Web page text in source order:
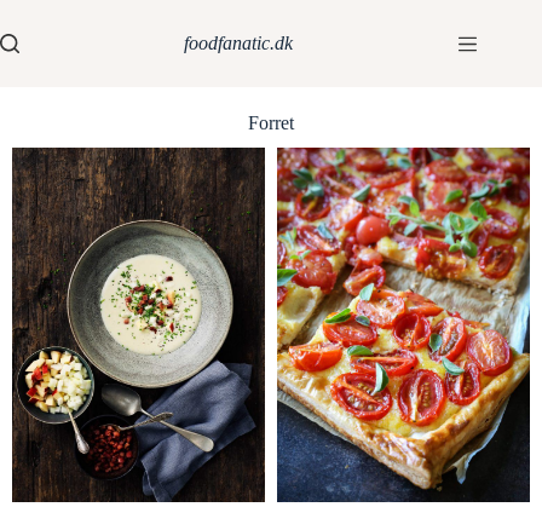
foodfanatic.dk
Forret